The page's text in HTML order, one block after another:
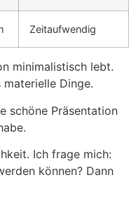
Zeitaufwendig
minimalistisch lebt.
Dinge.
schöne Präsentation
Ich frage mich:
können? Dann